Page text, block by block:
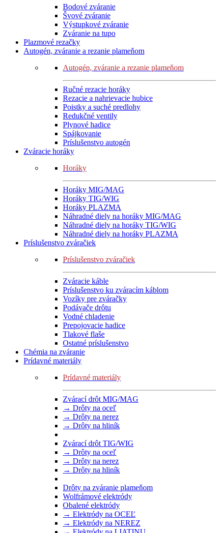
Bodové zváranie
Švové zváranie
Výstupkové zváranie
Zváranie na tupo
Plazmové rezačky
Autogén, zváranie a rezanie plameňom
Autogén, zváranie a rezanie plameňom
Ručné rezacie horáky
Rezacie a nahrievacie hubice
Poistky a suché predlohy
Redukčné ventily
Plynové hadice
Spájkovanie
Príslušenstvo autogén
Zváracie horáky
Horáky
Horáky MIG/MAG
Horáky TIG/WIG
Horáky PLAZMA
Náhradné diely na horáky MIG/MAG
Náhradné diely na horáky TIG/WIG
Náhradné diely na horáky PLAZMA
Príslušenstvo zváračiek
Príslušenstvo zváračiek
Zváracie káble
Príslušenstvo ku zváracím káblom
Vozíky pre zváračky
Podávače drôtu
Vodné chladenie
Prepojovacie hadice
Tlakové flaše
Ostatné príslušenstvo
Chémia na zváranie
Prídavné materiály
Prídavné materiály
Zvárací drôt MIG/MAG
→ Drôty na oceľ
→ Drôty na nerez
→ Drôty na hliník
Zvárací drôt TIG/WIG
→ Drôty na oceľ
→ Drôty na nerez
→ Drôty na hliník
Drôty na zváranie plameňom
Wolfrámové elektródy
Obalené elektródy
→ Elektródy na OCEĽ
→ Elektródy na NEREZ